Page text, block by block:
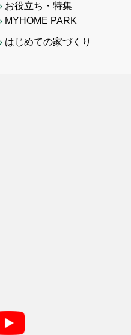
お役立ち・特集
MYHOME PARK
はじめての家づくり